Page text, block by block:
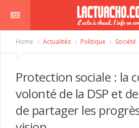
Home Actualités Politique Société
Protection sociale : la
volonté de la DSP et
de partager les